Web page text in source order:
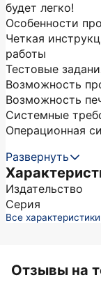
будет легко!
Особенности
Четкая
работы
Тестовые
Возможность
Возможность
Системные
Операционная
Развернуть
Издательство
Серия
Все характеристики
Отзывы на